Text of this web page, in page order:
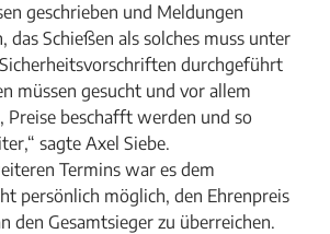
geschrieben und Meldungen
Schießen als solches muss unter
durchgeführt
müssen gesucht und vor allem
Preise beschafft werden und so
sagte Axel Siebe.
Termins war es dem
persönlich möglich, den Ehrenpreis
den Gesamtsieger zu überreichen.